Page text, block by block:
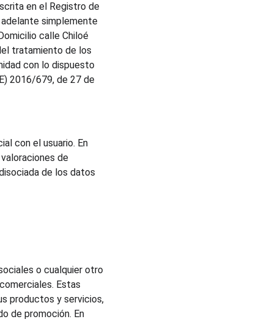
en el Registro de
adelante simplemente
calle Chiloé
tratamiento de los
con lo dispuesto
2016/679, de 27 de
con el usuario. En
de
de los datos
o cualquier otro
Estas
productos y servicios,
de promoción. En